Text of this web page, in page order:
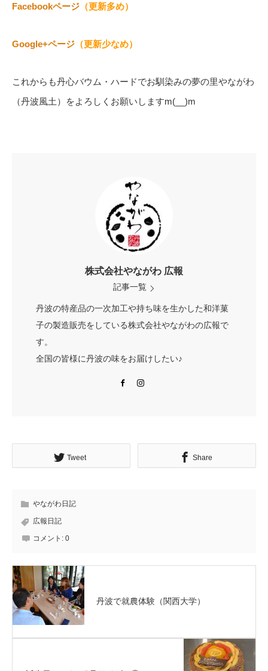
Facebookページ （更新多め）
Google+ページ （更新少なめ）
これからも丹心バウム・ハードでお馴染みの夢の里やながわ
（丹波風土）をよろしくお願いしますm(__)m
株式会社やながわ 広報
記事一覧
丹波の特産品の一次加工や持ち味を生かした和洋菓
子の製造販売をしている株式会社やながわの広報で
す。
全国の皆様に丹波の味をお届けしたい♪
Tweet Share
やながわ日記
広報日記
コメント: 0
丹波で就農体験（関西大学）